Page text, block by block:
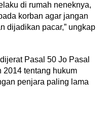
di rumah neneknya,
korban agar jangan
dijadikan pacar,” ungkap
Pasal 50 Jo Pasal
2014 tentang hukum
penjara paling lama